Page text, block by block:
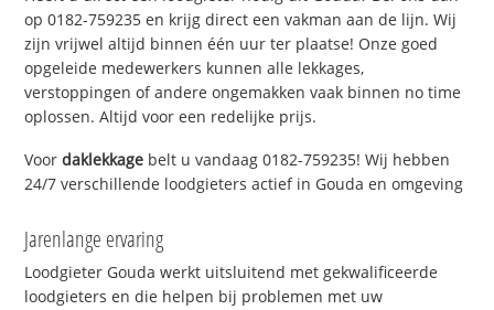
op 0182-759235 en krijg direct een vakman aan de lijn. Wij
zijn vrijwel altijd binnen één uur ter plaatse! Onze goed
opgeleide medewerkers kunnen alle lekkages,
verstoppingen of andere ongemakken vaak binnen no time
oplossen. Altijd voor een redelijke prijs.
Voordaklekkage belt u vandaag 0182-759235! Wij hebben
24/7 verschillende loodgieters actief in Gouda en omgeving
Jarenlange ervaring
Loodgieter Gouda werkt uitsluitend met gekwalificeerde
loodgieters en die helpen bij problemen met uw